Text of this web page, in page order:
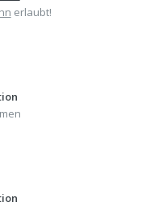
erlaubt!